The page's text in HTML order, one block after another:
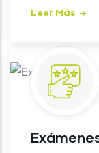
Leer Más